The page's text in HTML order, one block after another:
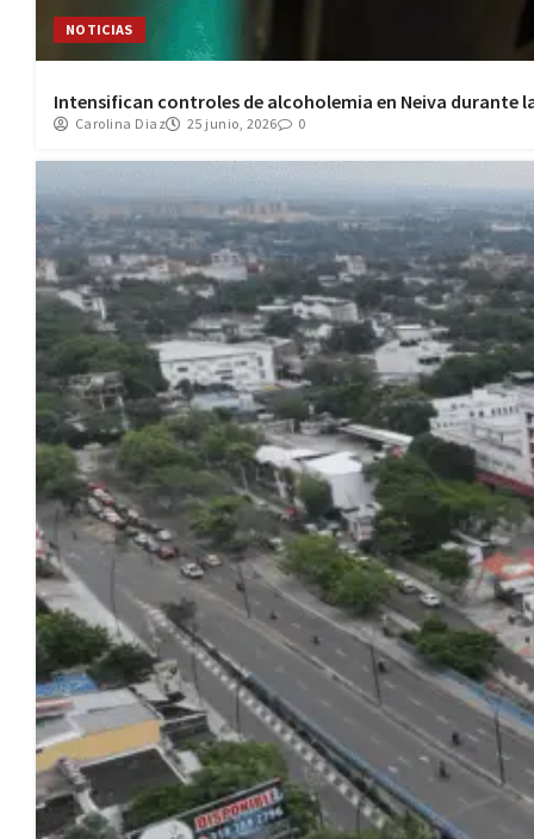
NOTICIAS
Intensifican controles de alcoholemia en Neiva durante
Carolina Diaz 25 junio, 2026 0